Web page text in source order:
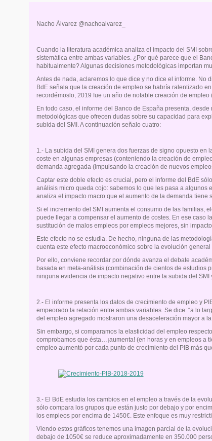
Nacho Álvarez @nachoalvarez_
Cuando la literatura académica analiza el impacto del SMI
sistemática entre ambas variables. ¿Por qué parece que el
habitualmente? Algunas decisiones metodológicas importan
Antes de nada, aclaremos lo que dice y no dice el informe. No
BdE señala que la creación de empleo se habría ralentizado
recordémoslo, 2019 fue un año de notable creación de empleo
En todo caso, el informe del Banco de España presenta,
metodológicas que ofrecen dudas sobre su capacidad para
subida del SMI. A continuación señalo cuatro:
1.- La subida del SMI genera dos fuerzas de signo opuesto en
coste en algunas empresas (conteniendo la creación de
demanda agregada (impulsando la creación de nuevos
Captar este doble efecto es crucial, pero el informe del BdE
análisis micro queda cojo: sabemos lo que les pasa a algunos
analiza el impacto macro que el aumento de la demanda tiene
Si el incremento del SMI aumenta el consumo de las familias,
puede llegar a compensar el aumento de costes. En ese caso
sustitución de malos empleos por empleos mejores, sin
Este efecto no se estudia. De hecho, ninguna de las
cuenta este efecto macroeconómico sobre la evolución
Por ello, conviene recordar por dónde avanza el debate
basada en meta-análisis (combinación de cientos de estudios
ninguna evidencia de impacto negativo entre la subida del SMI
2.- El informe presenta los datos de crecimiento de empleo y
empeorado la relación entre ambas variables. Se dice: “a lo
del empleo agregado mostraron una desaceleración mayor a
Sin embargo, si comparamos la elasticidad del empleo
comprobamos que ésta…¡aumenta! (en horas y en empleos a
empleo aumentó por cada punto de crecimiento del PIB más
3.- El BdE estudia los cambios en el empleo a través de la
sólo compara los grupos que están justo por debajo y por
los empleos por encima de 1450€. Este enfoque es muy
Viendo estos gráficos tenemos una imagen parcial de la
debajo de 1050€ se reduce aproximadamente en 350.000